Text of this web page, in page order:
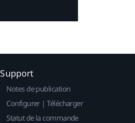
Support
Notes de publication
Configurer | Télécharger
Statut de la commande